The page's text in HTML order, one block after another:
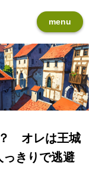
menu
オレは王城
きりで逃避